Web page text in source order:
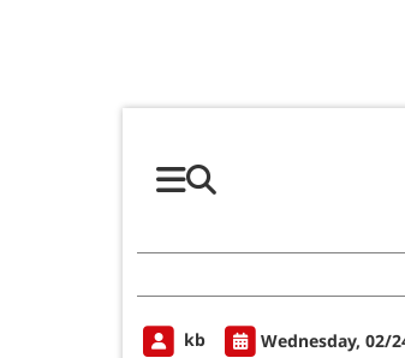
kb Wednesday, 02/